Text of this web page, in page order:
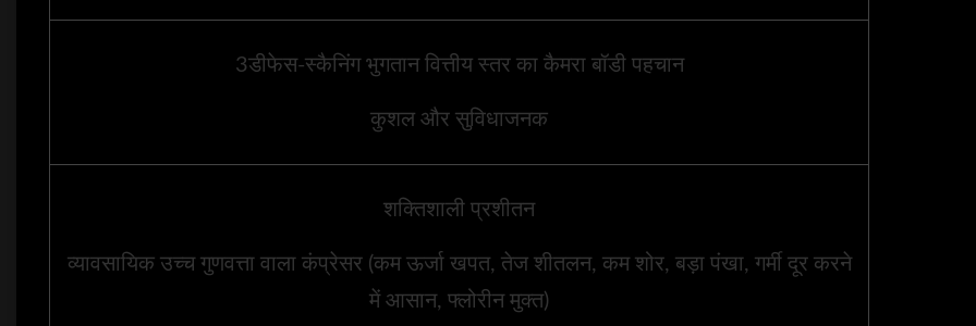
3डीफेस-स्कैनिंग भुगतान वित्तीय स्तर का कैमरा बॉडी पहचान
कुशल और सुविधाजनक
शक्तिशाली प्रशीतन
व्यावसायिक उच्च गुणवत्ता वाला कंप्रेसर (कम ऊर्जा खपत, तेज शीतलन, कम शोर, बड़ा पंखा, गर्मी दूर करने
में आसान, फ्लोरीन मुक्त)